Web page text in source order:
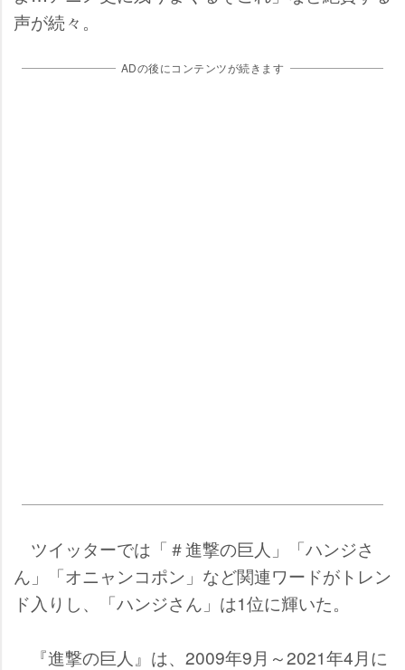
声が続々。
ADの後にコンテンツが続きます
ツイッターでは「＃進撃の巨人」「ハンジさ
ん」「オニャンコポン」など関連ワードがトレン
ド入りし、「ハンジさん」は1位に輝いた。
『進撃の巨人』は、2009年9月～2021年4月に